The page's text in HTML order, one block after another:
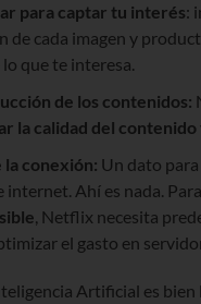
para captar tu interés:
de cada imagen y
que te interesa.
de los contenidos:
la calidad del contenido
la conexión: Un dato
internet. Ahí es nada.
, Netflix necesita
el gasto en
Artificial es